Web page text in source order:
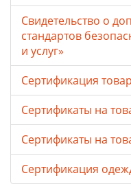
Свидетельство о
стандартов
и услуг»
Сертификация
Cертификаты на
Cертификаты на
Сертификация